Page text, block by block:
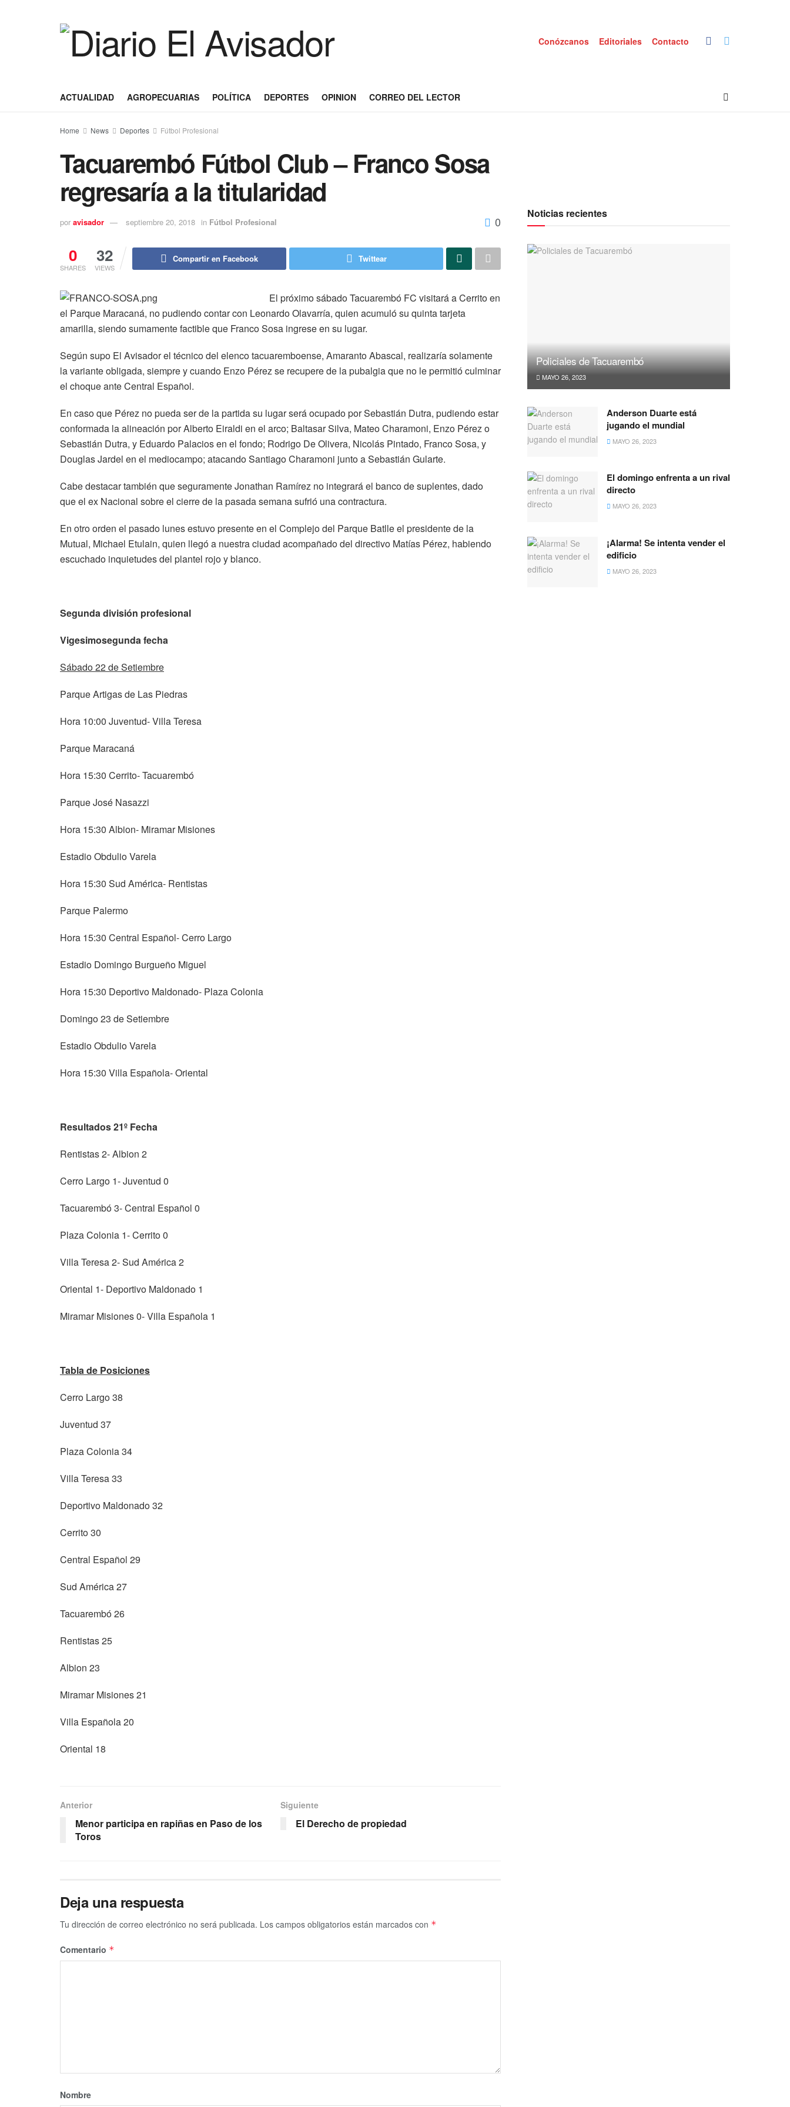
Conózcanos Editoriales Contacto
ACTUALIDAD AGROPECUARIAS POLÍTICA DEPORTES OPINION CORREO DEL LECTOR
Home News Deportes Fútbol Profesional
Tacuarembó Fútbol Club – Franco Sosa
regresaría a la titularidad
por avisador septiembre 20, 2018 in Fútbol Profesional 0
0
SHARES
32
VIEWS
Compartir en Facebook Twittear
El próximo sábado Tacuarembó FC visitará a Cerrito en
el Parque Maracaná, no pudiendo contar con Leonardo Olavarría, quien acumuló su quinta tarjeta
amarilla, siendo sumamente factible que Franco Sosa ingrese en su lugar.
Según supo El Avisador el técnico del elenco tacuaremboense, Amaranto Abascal, realizaría solamente
la variante obligada, siempre y cuando Enzo Pérez se recupere de la pubalgia que no le permitió culminar
el choque ante Central Español.
En caso que Pérez no pueda ser de la partida su lugar será ocupado por Sebastián Dutra, pudiendo estar
conformada la alineación por Alberto Eiraldi en el arco; Baltasar Silva, Mateo Charamoni, Enzo Pérez o
Sebastián Dutra, y Eduardo Palacios en el fondo; Rodrigo De Olivera, Nicolás Pintado, Franco Sosa, y
Douglas Jardel en el mediocampo; atacando Santiago Charamoni junto a Sebastián Gularte.
Cabe destacar también que seguramente Jonathan Ramírez no integrará el banco de suplentes, dado
que el ex Nacional sobre el cierre de la pasada semana sufrió una contractura.
En otro orden el pasado lunes estuvo presente en el Complejo del Parque Batlle el presidente de la
Mutual, Michael Etulain, quien llegó a nuestra ciudad acompañado del directivo Matías Pérez, habiendo
escuchado inquietudes del plantel rojo y blanco.
Segunda división profesional
Vigesimosegunda fecha
Sábado 22 de Setiembre
Parque Artigas de Las Piedras
Hora 10:00 Juventud- Villa Teresa
Parque Maracaná
Hora 15:30 Cerrito- Tacuarembó
Parque José Nasazzi
Hora 15:30 Albion- Miramar Misiones
Estadio Obdulio Varela
Hora 15:30 Sud América- Rentistas
Parque Palermo
Hora 15:30 Central Español- Cerro Largo
Estadio Domingo Burgueño Miguel
Hora 15:30 Deportivo Maldonado- Plaza Colonia
Domingo 23 de Setiembre
Estadio Obdulio Varela
Hora 15:30 Villa Española- Oriental
Resultados 21º Fecha
Rentistas 2- Albion 2
Cerro Largo 1- Juventud 0
Tacuarembó 3- Central Español 0
Plaza Colonia 1- Cerrito 0
Villa Teresa 2- Sud América 2
Oriental 1- Deportivo Maldonado 1
Miramar Misiones 0- Villa Española 1
Tabla de Posiciones
Cerro Largo 38
Juventud 37
Plaza Colonia 34
Villa Teresa 33
Deportivo Maldonado 32
Cerrito 30
Central Español 29
Sud América 27
Tacuarembó 26
Rentistas 25
Albion 23
Miramar Misiones 21
Villa Española 20
Oriental 18
Anterior
Menor participa en rapiñas en Paso de los
Toros
Siguiente
El Derecho de propiedad
Deja una respuesta
Tu dirección de correo electrónico no será publicada. Los campos obligatorios están marcados con *
Comentario *
Nombre
Noticias recientes
Policiales de Tacuarembó
MAYO 26, 2023
Anderson Duarte está
jugando el mundial
MAYO 26, 2023
El domingo enfrenta a un rival
directo
MAYO 26, 2023
¡Alarma! Se intenta vender el
edificio
MAYO 26, 2023